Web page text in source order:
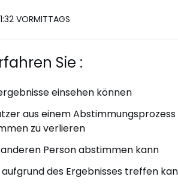
VORMITTAGS
Sie :
einsehen können
aus einem
zu verlieren
Person abstimmen kann
des Ergebnisses treffen